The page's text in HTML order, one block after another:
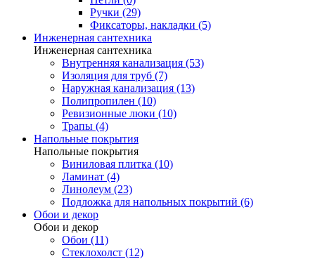
Ручки (29)
Фиксаторы, накладки (5)
Инженерная сантехника
Инженерная сантехника
Внутренняя канализация (53)
Изоляция для труб (7)
Наружная канализация (13)
Полипропилен (10)
Ревизионные люки (10)
Трапы (4)
Напольные покрытия
Напольные покрытия
Виниловая плитка (10)
Ламинат (4)
Линолеум (23)
Подложка для напольных покрытий (6)
Обои и декор
Обои и декор
Обои (11)
Стеклохолст (12)